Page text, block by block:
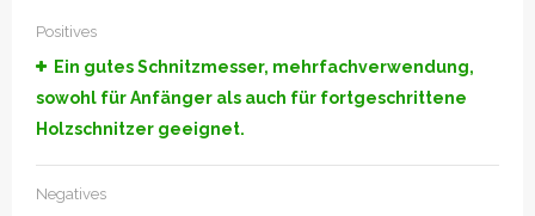
Positives
Ein gutes Schnitzmesser, mehrfachverwendung,
sowohl für Anfänger als auch für fortgeschrittene
Holzschnitzer geeignet.
Negatives